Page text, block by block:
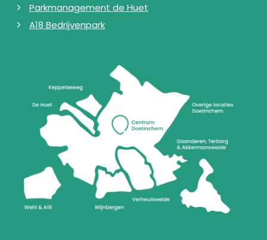
Parkmanagement de Huet
A18 Bedrijvenpark